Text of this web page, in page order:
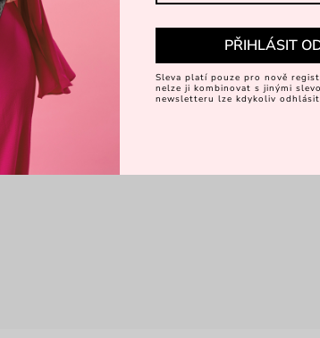
PŘIHLÁSIT
Sleva platí pouze pro nově
nelze ji kombinovat s jinými
newsletteru lze kdykoliv